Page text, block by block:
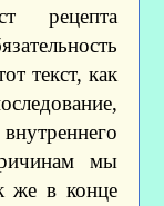
рецепта
текст, как
мы
же в конце